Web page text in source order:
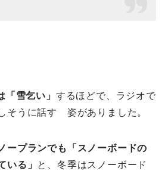
「雪乞い」 するほどで、ラジオで
そうに話す 姿がありました。
ープランでも「スノーボードの
いる」 と、冬季はスノーボード